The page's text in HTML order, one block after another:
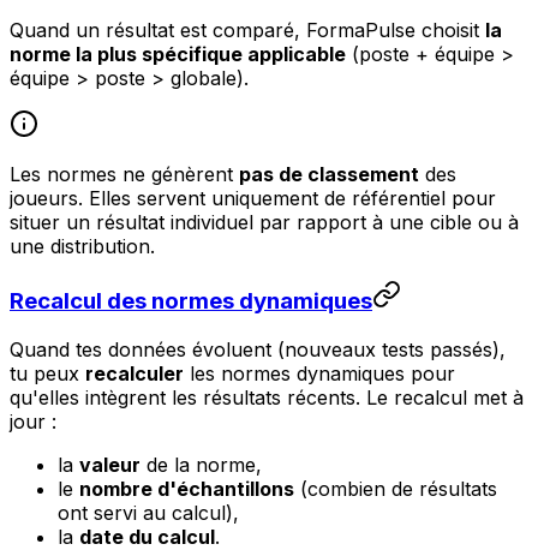
Quand un résultat est comparé, FormaPulse choisit la
norme la plus spécifique applicable (poste + équipe >
équipe > poste > globale).
Les normes ne génèrent pas de classement des
joueurs. Elles servent uniquement de référentiel pour
situer un résultat individuel par rapport à une cible ou à
une distribution.
Recalcul des normes dynamiques
Quand tes données évoluent (nouveaux tests passés),
tu peux recalculer les normes dynamiques pour
qu'elles intègrent les résultats récents. Le recalcul met à
jour :
la valeur de la norme,
le nombre d'échantillons (combien de résultats
ont servi au calcul),
la date du calcul.